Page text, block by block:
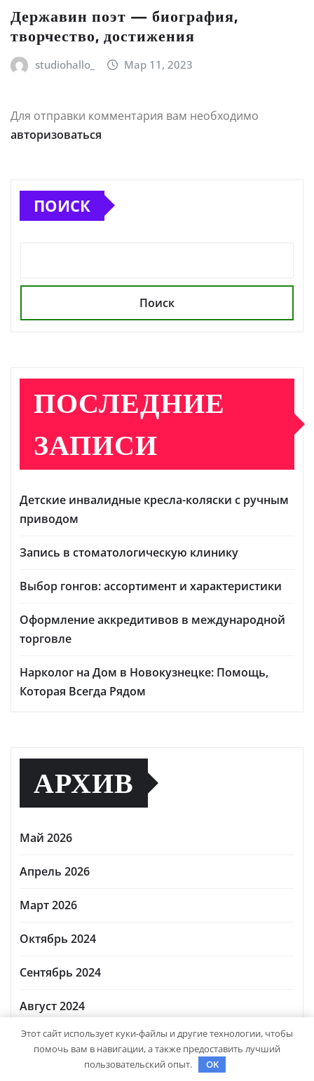
Державин поэт — биография,
творчество, достижения
studiohallo_ Мар 11, 2023
Для отправки комментария вам необходимо
авторизоваться
ПОИСК
Поиск
ПОСЛЕДНИЕ
ЗАПИСИ
Детские инвалидные кресла-коляски с ручным
приводом
Запись в стоматологическую клинику
Выбор гонгов: ассортимент и характеристики
Оформление аккредитивов в международной
торговле
Нарколог на Дом в Новокузнецке: Помощь,
Которая Всегда Рядом
АРХИВ
Май 2026
Апрель 2026
Март 2026
Октябрь 2024
Сентябрь 2024
Август 2024
Июль 2024
Этот сайт использует куки-файлы и другие технологии, чтобы
помочь вам в навигации, а также предоставить лучший
пользовательский опыт.
OK